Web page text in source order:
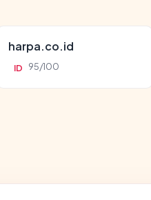
harpa.co.id
ID 95/100